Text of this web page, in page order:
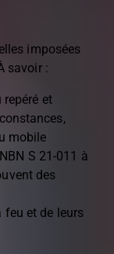
imposées
savoir :
et
mobile
S 21-011 à
des
feu et de leurs